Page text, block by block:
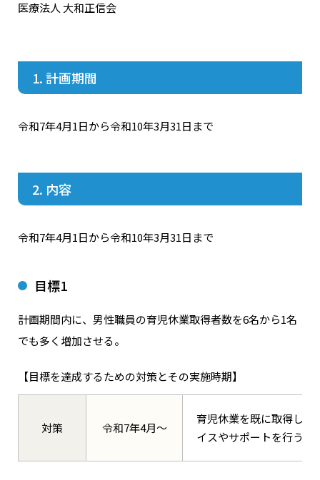
医療法人 大和正信会
1. 計画期間
令和7年4月1日から令和10年3月31日まで
2. 内容
令和7年4月1日から令和10年3月31日まで
目標1
計画期間内に、男性職員の育児休業取得者数を6名から1名
でも多く増加させる。
【目標を達成するための対策とその実施時期】
対策 令和7年4月～
育児休業を既に取得した
イスやサポートを行うメ